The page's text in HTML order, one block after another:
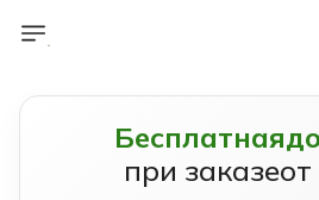
Бесплатная
при заказе